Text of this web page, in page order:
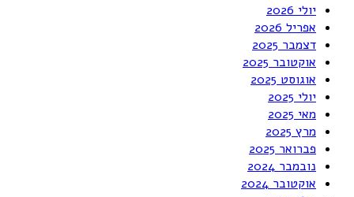
יולי 2026
אפריל 2026
דצמבר 2025
אוקטובר 2025
אוגוסט 2025
יולי 2025
מאי 2025
מרץ 2025
פברואר 2025
נובמבר 2024
אוקטובר 2024